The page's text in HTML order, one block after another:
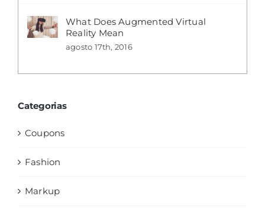
What Does Augmented Virtual
Reality Mean
agosto 17th, 2016
Categorias
Coupons
Fashion
Markup